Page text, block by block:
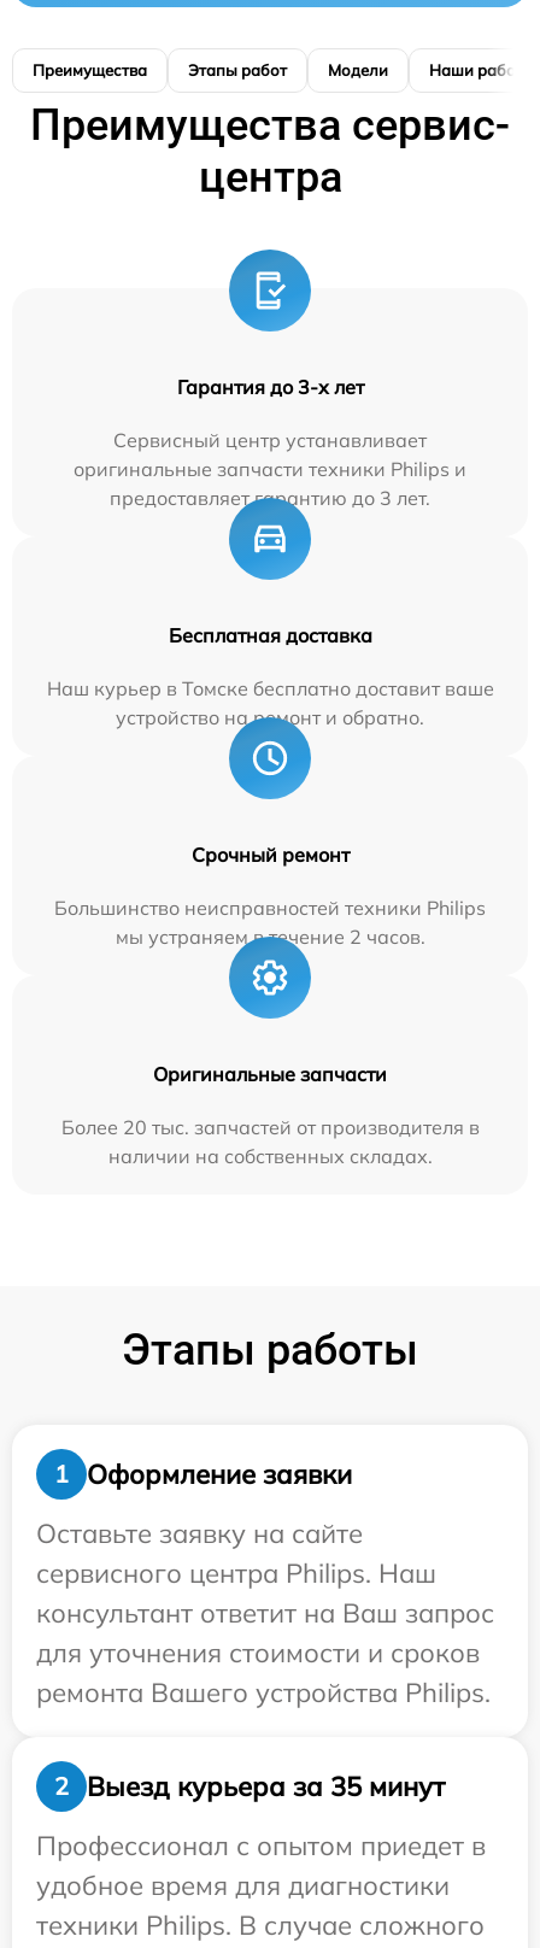
Преимущества Этапы работ Модели Наши работы
Преимущества сервис-
центра
Гарантия до 3-х лет
Сервисный центр устанавливает
оригинальные запчасти техники Philips и
предоставляет гарантию до 3 лет.
Бесплатная доставка
Наш курьер в Томске бесплатно доставит ваше
устройство на ремонт и обратно.
Срочный ремонт
Большинство неисправностей техники Philips
мы устраняем в течение 2 часов.
Оригинальные запчасти
Более 20 тыс. запчастей от производителя в
наличии на собственных складах.
Этапы работы
1
Оформление заявки
Оставьте заявку на сайте
сервисного центра Philips. Наш
консультант ответит на Ваш запрос
для уточнения стоимости и сроков
ремонта Вашего устройства Philips.
2
Выезд курьера за 35 минут
Профессионал с опытом приедет в
удобное время для диагностики
техники Philips. В случае сложного